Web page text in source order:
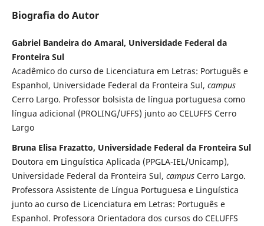
Biografia do Autor
Gabriel Bandeira do Amaral, Universidade Federal da
Fronteira Sul
Acadêmico do curso de Licenciatura em Letras: Português e
Espanhol, Universidade Federal da Fronteira Sul, campus
Cerro Largo. Professor bolsista de língua portuguesa como
língua adicional (PROLING/UFFS) junto ao CELUFFS Cerro
Largo
Bruna Elisa Frazatto, Universidade Federal da Fronteira Sul
Doutora em Linguística Aplicada (PPGLA-IEL/Unicamp),
Universidade Federal da Fronteira Sul, campus Cerro Largo.
Professora Assistente de Língua Portuguesa e Linguística
junto ao curso de Licenciatura em Letras: Português e
Espanhol. Professora Orientadora dos cursos do CELUFFS